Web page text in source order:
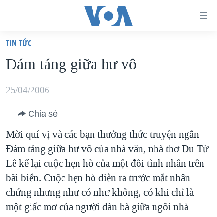
truy
cập
Tới
dung
chính
Tới
điều
hướng
chính
VIỆT NAM
HOA KỲ
BLOG
DIỄN ĐÀN
MỤC
TỰ DO BÁO CHÍ
VẠCH TRẦN TIN GIẢ
CHUYÊN ĐỀ
CHIẾN TRANH THƯƠNG MẠI CỦA MỸ: QUÁ KHỨ VÀ HIỆN
HỌC TIẾNG ANH
TIN TỨC
Ðám táng giữa hư vô
25/04/2006
Chia sẻ
Mời quí vị và các bạn thưởng thức truyện ngắn
Ðám táng giữa hư vô của nhà văn, nhà thơ Du Tử
Lê kể lại cuộc hẹn hò của một đôi tình nhân trên
bãi biển. Cuộc hẹn hò diễn ra trước mắt nhân
chứng nhưng như có như không, có khi chỉ là
một giấc mơ của người đàn bà giữa ngôi nhà